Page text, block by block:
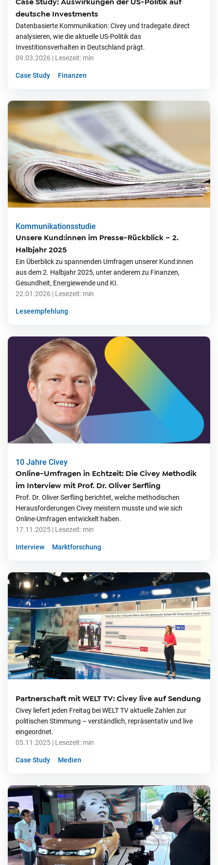
Case Study: Auswirkungen der US-Politik auf
deutsche Investments
Datenbasierte Kommunikation: Civey und tradegate.direct
analysieren, wie die aktuelle US-Politik das
Investitionsverhalten in Deutschland prägt.
09.03.2026 | Lesezeit: min
Case Study Finanzen
Kommunikationsstudie
Unsere Kund:innen im Presse-Rückblick – 2.
Halbjahr 2025
Ein Überblick zu spannenden Umfragen unserer Kund:innen
aus dem 2. Halbjahr 2025, unter anderem zu Finanzen,
Gesundheit, Energiewende und KI.
22.01.2026 | Lesezeit: min
Leseempfehlung
10 Jahre Civey
Online-Umfragen in Echtzeit: Die Civey Methodik
im Interview mit Prof. Dr. Oliver Serfling
Prof. Dr. Oliver Serfling berichtet, welche methodischen
Herausforderungen Civey meistern musste und wie sich
Online-Umfragen entwickelt haben.
17.11.2025 | Lesezeit: min
Interview Marktforschung
Partnerschaft mit WELT TV: Civey live auf Sendung
Civey liefert jeden Freitag bei WELT TV aktuelle Zahlen zur
politischen Stimmung – verständlich, repräsentativ und live
eingeordnet.
05.11.2025 | Lesezeit: min
Case Study Medien